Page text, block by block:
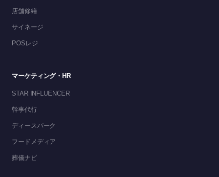
店舗修繕
サイネージ
POSレジ
マーケティング・HR
STAR INFLUENCER
幹事代行
ディースパーク
フードメディア
葬儀ナビ